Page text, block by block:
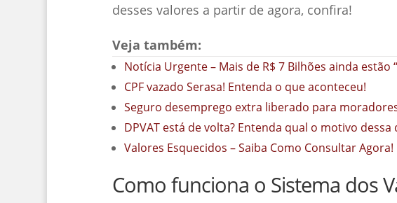
desses valores a partir de agora, confira!
Veja também:
Notícia Urgente – Mais de R$ 7 Bilhões ainda estão
CPF vazado Serasa! Entenda o que aconteceu!
Seguro desemprego extra liberado para
DPVAT está de volta? Entenda qual o motivo dessa
Valores Esquecidos – Saiba Como Consultar Agora!
Como funciona o Sistema dos